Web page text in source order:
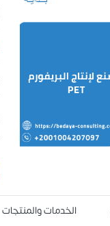
الخدمات والمنتجات